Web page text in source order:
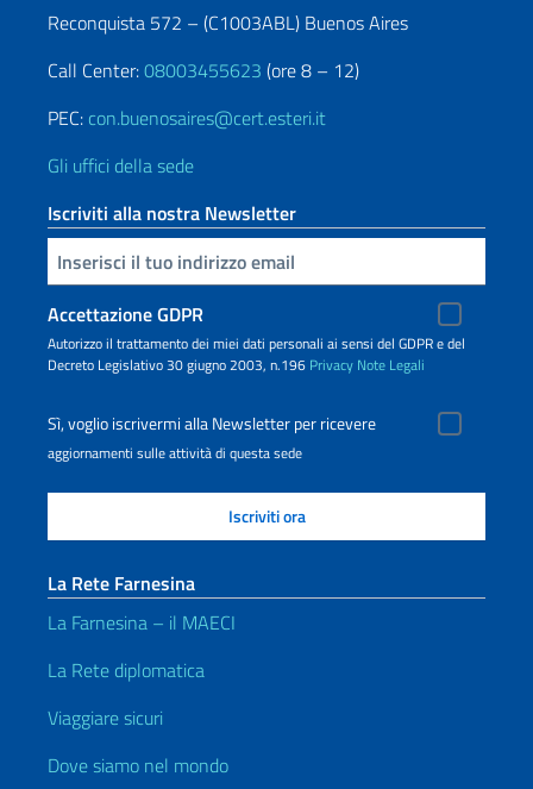
Reconquista 572 – (C1003ABL) Buenos Aires
Call Center:08003455623 (ore 8 – 12)
PEC: con.buenosaires@cert.esteri.it
Gli uffici della sede
Iscriviti alla nostra Newsletter
Inserisci la tua email
Accettazione GDPR
Autorizzo il trattamento dei miei dati personali ai sensi del GDPR e del
Decreto Legislativo 30 giugno 2003, n.196 Privacy Note Legali
Sì, voglio iscrivermi alla Newsletter per ricevere
aggiornamenti sulle attività di questa sede
La Rete Farnesina
La Farnesina – il MAECI
La Rete diplomatica
Viaggiare sicuri
Dove siamo nel mondo